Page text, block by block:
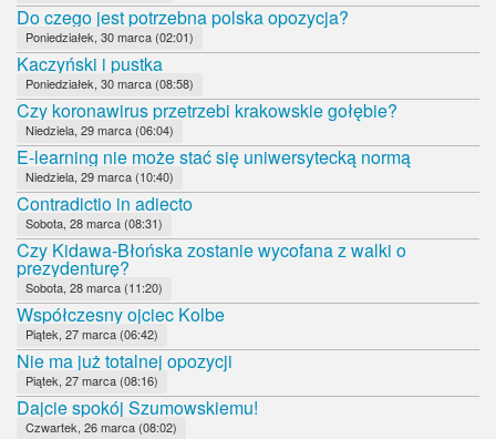
Do czego jest potrzebna polska opozycja?
Poniedziałek, 30 marca (02:01)
Kaczyński i pustka
Poniedziałek, 30 marca (08:58)
Czy koronawirus przetrzebi krakowskie gołębie?
Niedziela, 29 marca (06:04)
E-learning nie może stać się uniwersytecką normą
Niedziela, 29 marca (10:40)
Contradictio in adiecto
Sobota, 28 marca (08:31)
Czy Kidawa-Błońska zostanie wycofana z walki o
prezydenturę?
Sobota, 28 marca (11:20)
Współczesny ojciec Kolbe
Piątek, 27 marca (06:42)
Nie ma już totalnej opozycji
Piątek, 27 marca (08:16)
Dajcie spokój Szumowskiemu!
Czwartek, 26 marca (08:02)